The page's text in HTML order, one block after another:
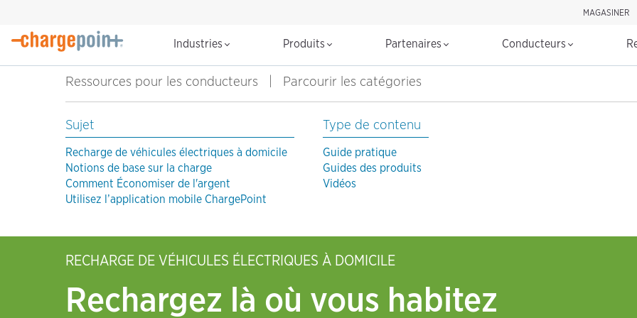
MAGASINER
Industries Produits Partenaires Conducteurs
Ressources pour les conducteurs Parcourir les catégories
Sujet
Recharge de véhicules électriques à domicile
Notions de base sur la charge
Comment Économiser de l'argent
Utilisez l’application mobile ChargePoint
Type de contenu
Guide pratique
Guides des produits
Vidéos
RECHARGE DE VÉHICULES ÉLECTRIQUES À DOMICILE
Rechargez là où vous habitez